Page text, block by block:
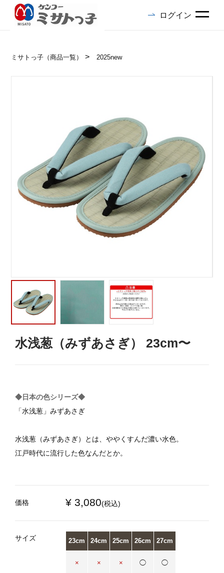
ログイン
ミサトっ子（商品一覧） 2025new
水浅葱（みずあさぎ） 23cm〜
◆日本の色シリーズ◆
「水浅葱」みずあさぎ
水浅葱（みずあさぎ）とは、ややくすんだ濃い水色。
江戸時代に流行した色なんだとか。
価格 ¥ 3,080(税込)
サイズ 23cm 24cm 25cm 26cm 27cm
× × × ◯ ◯